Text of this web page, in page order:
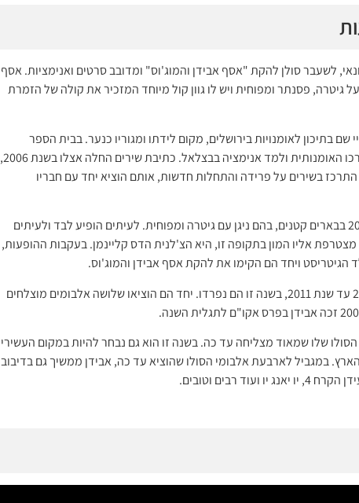
לשעבר סולן להקת "אסף אבידן והמוג'וס" ומדובב סרטים ואנימציות. אסף
על גיטרה, פסנתר ומפוחית ויש לו גוון קול מיוחד המזכיר את קולה של הזמרת
בתיכון לאומנויות בירושלים, מקום לידתו ומגוריו כנער. בבית הספר
לאומנויות למד במגמת קולנוע. משם המשיך את דרכו האומנותית ולמד אנימציה בבצלאל. כתיבת שירים החלה אצלו בשנת 2006,
בשירים על פרידה והתחלות חדשות, אותם הוציא יחד עם חבריו
את הופעותיו הראשונות ביצע אסף אבידן בשנת 2007 בבארים קטנים, בהם ניגן עם גיטרה ומפוחית. לעיתים הופיע לבד ולעיתים
מצטרפת אליו המון בתקופה זו, היא הצ'לנית הדס קליינמן. בעקבות ההופעות,
הגיטריסט ויחד הם הקימו את להקת אסף אבידן והמוג'וס.
להקת "אסף אבידן והמוג'וס" ניגנה יחד משנת 2008 עד שנת 2011, בשנה זו הם נפרדו. יחד הם הוציאו שלושה אלבומים מוצלחים
הסולו שלו שמאוד מצליחה עד כה. בשנה זו הוא גם נבחר להיות במקום העשירי
במגביל לארבעת אלבומי הסולו שהוציא עד כה, אבידן ממשיך גם בדיבוב
רבים וטובים.